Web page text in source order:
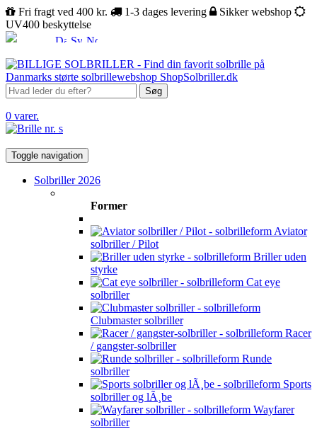
Fri fragt ved 400 kr. 1-3 dages levering
Sikker webshop
UV400 beskyttelse
Søg
0 varer.
Toggle navigation
Solbriller 2026
Former
Aviator
solbriller / Pilot
Briller uden
styrke
Cat eye
solbriller
Clubmaster solbriller
Racer
/ gangster-solbriller
Runde
solbriller
Sports
solbriller og lÃ¸be
Wayfarer
solbriller